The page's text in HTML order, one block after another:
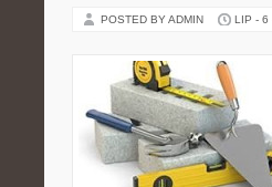
POSTED BY ADMIN LIP - 6